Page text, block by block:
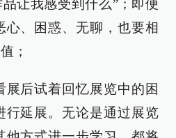
让我感受到什么”；即便
心、困惑、无聊，也要相
；
展后试着回忆展览中的困
行延展。无论是通过展览